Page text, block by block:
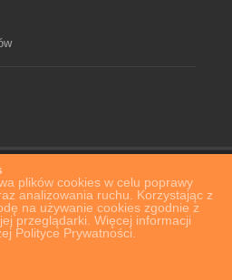
plików cookies w celu poprawy
analizowania ruchu. Korzystając z
na używanie cookies zgodnie z
przeglądarki. Więcej informacji
Polityce Prywatności.